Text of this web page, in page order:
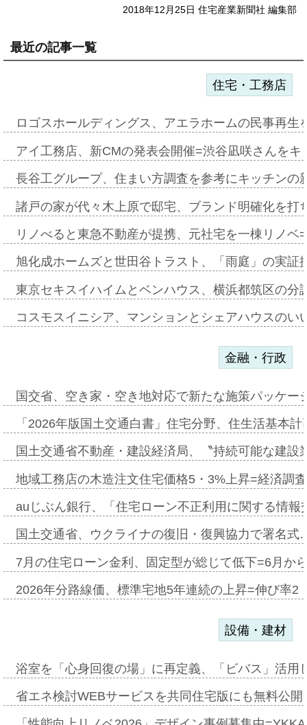
2018年12月25日 住宅産業新聞社 編集部
最近の記事一覧
住宅・工務店
ロゴスホールディングス、アエラホームの民事再
アイ工務店、新CMの発表会開催=渋谷凪咲さんを
長谷工グループ、住まい方調査を参考にキッチン
諸戸の家が代々木上原で邸宅、ブランド明確化を
リノべると東急不動産が提携、元社宅を一棟リノ
旭化成ホームズと世田谷トラスト、「雨庭」の実
東京セキスイハイムとベンハウス、横浜都筑区の
コスモスイニシア、マンションとシェアハウスの
金融・行政
国交省、空き家・空き地対応で新たな施策パッケ
「2026年版国土交通白書」住宅分野、住生活基本
国土交通省不動産・建設経済局、〝持続可能な建
地域工務店の木造注文住宅価格5・3%上昇=経済調
auじぶん銀行、「住宅ローン不正利用に関する情
国土交通省、ウクライナの復旧・復興協力で署名
7月の住宅ローン金利、固定型が総じて低下=6月か
2026年分路線価、標準宅地5年連続の上昇=伸び率
設備・建材
浴室を「心身回復の場」に再定義、「ビバス」活
省エネ検討WEBサービスを共同住宅版にも無料公